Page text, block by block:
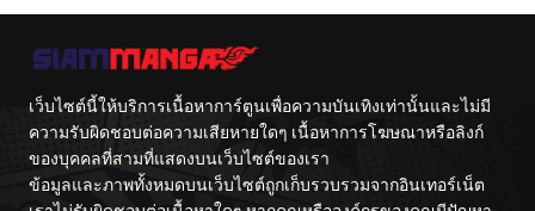
ตอนที่ 36
ตอนที่ 35 12/02/2024
ตอนที่ 34 12/02/2024
เว็บไซต์นี้ให้บริการเนื้อหาการ์ตูนเพื่อความบันเทิงเท่านั้นและไม่มี
ความรับผิดชอบต่อความเสียหายใดๆ เนื้อหาการโฆษณาหรือลิงก์
ของบุคคลที่สามที่แสดงบนเว็บไซต์ของเรา
ข้อมูลและภาพทั้งหมดบนเว็บไซต์ถูกเก็บรวบรวมจากอินเทอร์เน็ต